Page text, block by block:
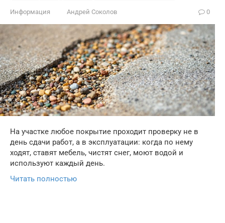
Информация Андрей Соколов 0
На участке любое покрытие проходит проверку не в
день сдачи работ, а в эксплуатации: когда по нему
ходят, ставят мебель, чистят снег, моют водой и
используют каждый день.
Читать полностью